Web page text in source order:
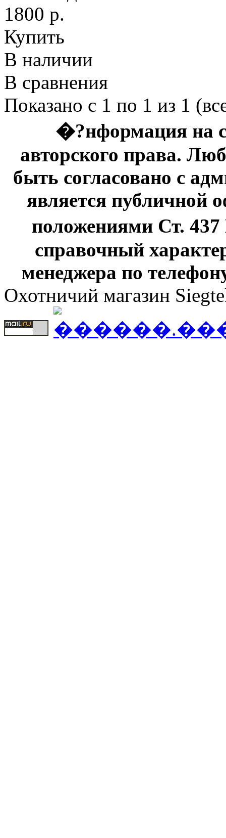
1800 р.
Купить
В наличии
В сравнения
Показано с 1 по 1 из 1
�?нформация на
авторского права.
быть согласовано с
является публичной
положениями Ст.
справочный
менеджера по
Охотничий магазин